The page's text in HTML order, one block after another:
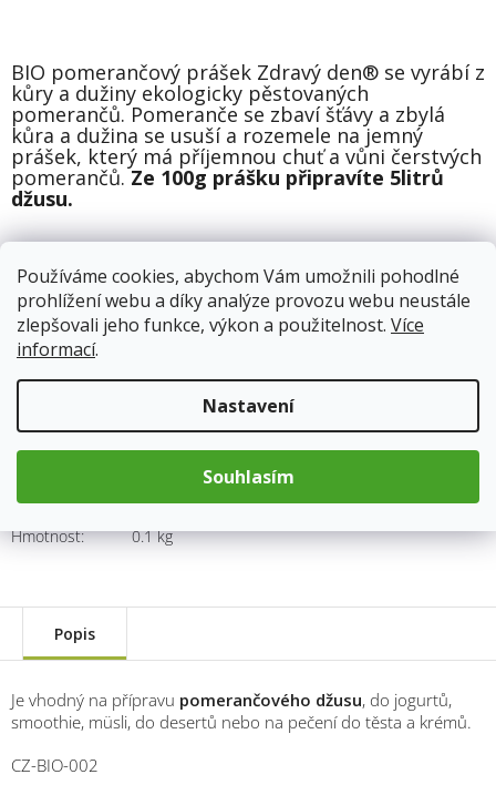
Používáme cookies, abychom Vám umožnili pohodlné
prohlížení webu a díky analýze provozu webu neustále
zlepšovali jeho funkce, výkon a použitelnost. Více
informací.
Nastavení
Souhlasím
Skladem 11.8.2026
BIO pomerančový prášek Zdravý den® se vyrábí z
kůry a dužiny ekologicky pěstovaných
pomerančů. Pomeranče se zbaví šťávy a zbylá
kůra a dužina se usuší a rozemele na jemný
prášek, který má příjemnou chuť a vůni čerstvých
pomerančů.Ze 100g prášku připravíte 5litrů
džusu.
Kategorie:
Byliny a houby jemně řezané, práškové
Hmotnost: 0.1 kg
109 Kč
Přidat do košíku
Popis
Je vhodný na přípravu pomerančového džusu, do jogurtů,
smoothie, müsli, do desertů nebo na pečení do těsta a krémů.
CZ-BIO-002